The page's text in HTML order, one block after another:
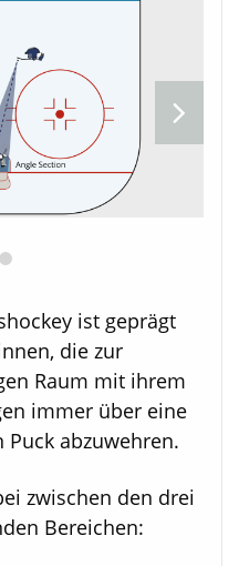
ist geprägt
die zur
Raum mit ihrem
immer über eine
Puck abzuwehren.
zwischen den drei
Bereichen: